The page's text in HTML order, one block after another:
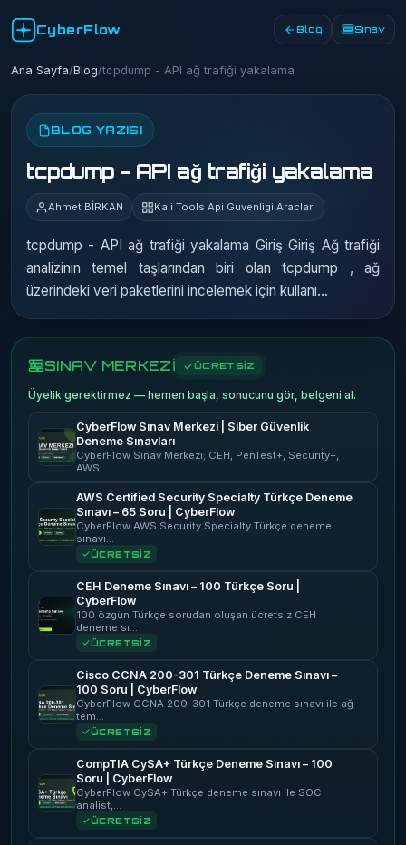
CyberFlow Blog Sınav
Ana Sayfa/Blog/tcpdump - API ağ trafiği yakalama
BLOG YAZISI
tcpdump - API ağ trafiği yakalama
Ahmet BİRKAN Kali Tools Api Guvenligi Araclari
tcpdump - API ağ trafiği yakalama Giriş Giriş Ağ trafiği
analizinin temel taşlarından biri olan tcpdump , ağ
üzerindeki veri paketlerini incelemek için kullanı…
SINAV MERKEZİ ÜCRETSİZ
Üyelik gerektirmez — hemen başla, sonucunu gör, belgeni al.
CyberFlow Sınav Merkezi | Siber Güvenlik
Deneme Sınavları
CyberFlow Sınav Merkezi; CEH, PenTest+, Security+,
AWS…
AWS Certified Security Specialty Türkçe Deneme
Sınavı – 65 Soru | CyberFlow
CyberFlow AWS Security Specialty Türkçe deneme
sınavı…
ÜCRETSİZ
CEH Deneme Sınavı – 100 Türkçe Soru |
CyberFlow
100 özgün Türkçe sorudan oluşan ücretsiz CEH
deneme sı…
ÜCRETSİZ
Cisco CCNA 200-301 Türkçe Deneme Sınavı –
100 Soru | CyberFlow
CyberFlow CCNA 200-301 Türkçe deneme sınavı ile ağ
tem…
ÜCRETSİZ
CompTIA CySA+ Türkçe Deneme Sınavı – 100
Soru | CyberFlow
CyberFlow CySA+ Türkçe deneme sınavı ile SOC
analist,…
ÜCRETSİZ